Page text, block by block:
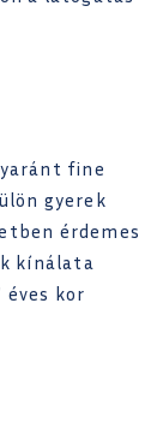
fine
gyerek
érdemes
kínálata
kor